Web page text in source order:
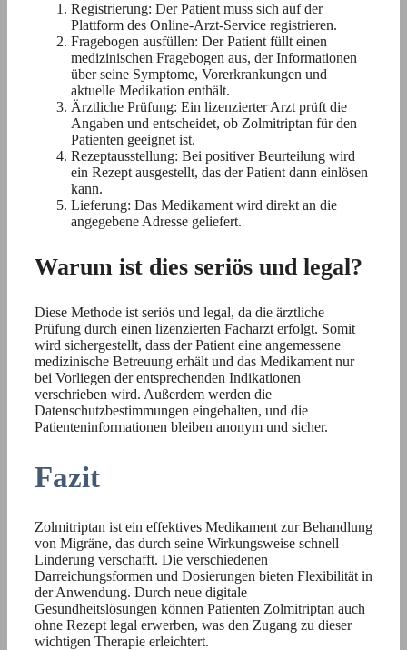
Registrierung: Der Patient muss sich auf der
Plattform des Online-Arzt-Service registrieren.
Fragebogen ausfüllen: Der Patient füllt einen
medizinischen Fragebogen aus, der Informationen
über seine Symptome, Vorerkrankungen und
aktuelle Medikation enthält.
Ärztliche Prüfung: Ein lizenzierter Arzt prüft die
Angaben und entscheidet, ob Zolmitriptan für den
Patienten geeignet ist.
Rezeptausstellung: Bei positiver Beurteilung wird
ein Rezept ausgestellt, das der Patient dann einlösen
kann.
Lieferung: Das Medikament wird direkt an die
angegebene Adresse geliefert.
Warum ist dies seriös und legal?
Diese Methode ist seriös und legal, da die ärztliche
Prüfung durch einen lizenzierten Facharzt erfolgt. Somit
wird sichergestellt, dass der Patient eine angemessene
medizinische Betreuung erhält und das Medikament nur
bei Vorliegen der entsprechenden Indikationen
verschrieben wird. Außerdem werden die
Datenschutzbestimmungen eingehalten, und die
Patienteninformationen bleiben anonym und sicher.
Fazit
Zolmitriptan ist ein effektives Medikament zur Behandlung
von Migräne, das durch seine Wirkungsweise schnell
Linderung verschafft. Die verschiedenen
Darreichungsformen und Dosierungen bieten Flexibilität in
der Anwendung. Durch neue digitale
Gesundheitslösungen können Patienten Zolmitriptan auch
ohne Rezept legal erwerben, was den Zugang zu dieser
wichtigen Therapie erleichtert.